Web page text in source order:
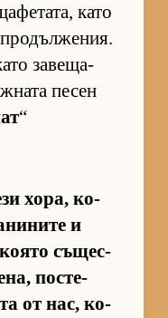
като
за­ве­ща­
пе­сен
“
хо­ра, ко­
и
съ­щес­
пос­те­
от нас, ко­